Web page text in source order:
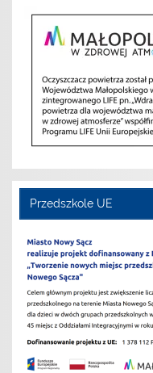
Przedszkole UE